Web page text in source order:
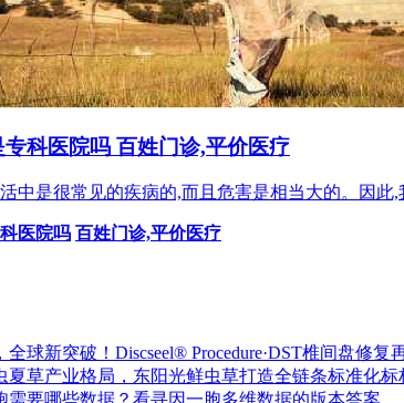
科医院吗 百姓门诊,平价医疗
中是很常见的疾病的,而且危害是相当大的。因
医院吗 百姓门诊,平价医疗
球新突破！Discseel® Procedure·DST椎间盘修复
夏草产业格局，东阳光鲜虫草打造全链条标准化标